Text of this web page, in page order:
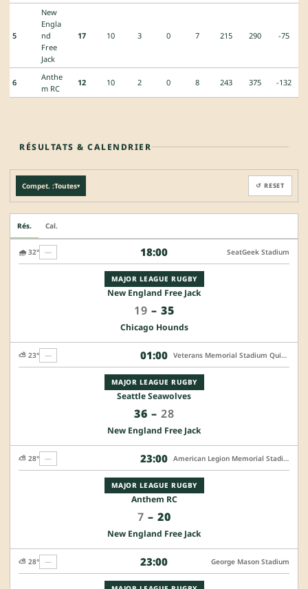
5
New
Engla
nd
Free
Jack
17 10 3 0 7 215 290 -75
6
Anthe
m RC
12 10 2 0 8 243 375 -132
RÉSULTATS & CALENDRIER
Compet. :Toutes▾ ↺ RESET
Rés. Cal.
18:00
MAJOR LEAGUE RUGBY
New England Free Jack
19 – 35
Chicago Hounds
🌧️ 32° — SeatGeek Stadium
01:00
MAJOR LEAGUE RUGBY
Seattle Seawolves
36 – 28
New England Free Jack
⛅ 23° — Veterans Memorial Stadium Quincy
23:00
MAJOR LEAGUE RUGBY
Anthem RC
7 – 20
New England Free Jack
⛅ 28° — American Legion Memorial Stadium
23:00
⛅ 28° — George Mason Stadium